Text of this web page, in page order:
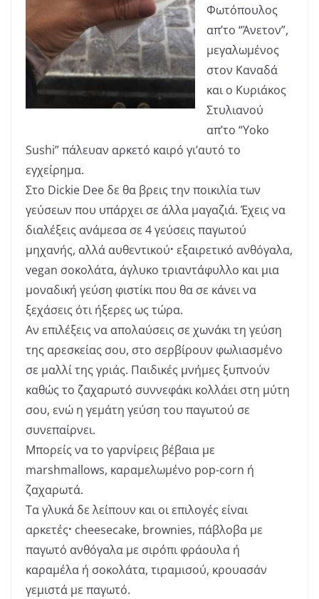
Φωτόπουλος
απ’το “Άνετον”,
μεγαλωμένος
στον Καναδά
και ο Κυριάκος
Στυλιανού
απ’το “Yoko
Sushi” πάλευαν αρκετό καιρό γι’αυτό το
εγχείρημα.
Στο Dickie Dee δε θα βρεις την ποικιλία των
γεύσεων που υπάρχει σε άλλα μαγαζιά. Έχεις να
διαλέξεις ανάμεσα σε 4 γεύσεις παγωτού
μηχανής, αλλά αυθεντικού· εξαιρετικό ανθόγαλα,
vegan σοκολάτα, άγλυκο τριαντάφυλλο και μια
μοναδική γεύση φιστίκι που θα σε κάνει να
ξεχάσεις ότι ήξερες ως τώρα.
Αν επιλέξεις να απολαύσεις σε χωνάκι τη γεύση
της αρεσκείας σου, στο σερβίρουν φωλιασμένο
σε μαλλί της γριάς. Παιδικές μνήμες ξυπνούν
καθώς το ζαχαρωτό συννεφάκι κολλάει στη μύτη
σου, ενώ η γεμάτη γεύση του παγωτού σε
συνεπαίρνει.
Μπορείς να το γαρνίρεις βέβαια με
marshmallows, καραμελωμένο pop-corn ή
ζαχαρωτά.
Τα γλυκά δε λείπουν και οι επιλογές είναι
αρκετές· cheesecake, brownies, πάβλοβα με
παγωτό ανθόγαλα με σιρόπι φράουλα ή
καραμέλα ή σοκολάτα, τιραμισού, κρουασάν
γεμιστά με παγωτό.